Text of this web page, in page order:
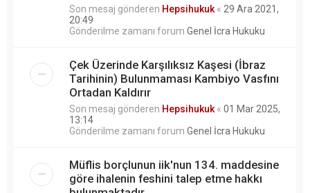
Son mesaj gönderen Hepsihukuk « 29 Ara 2021,
20:49
Gönderilme zamanı forum Genel İcra Hukuku
Çek Üzerinde Karşılıksız Kaşesi (İbraz
Tarihinin) Bulunmaması Kambiyo Vasfını
Ortadan Kaldırır
Son mesaj gönderen Hepsihukuk « 01 Mar 2025,
13:14
Gönderilme zamanı forum Genel İcra Hukuku
Müflis borçlunun iik'nun 134. maddesine
göre ihalenin feshini talep etme hakkı